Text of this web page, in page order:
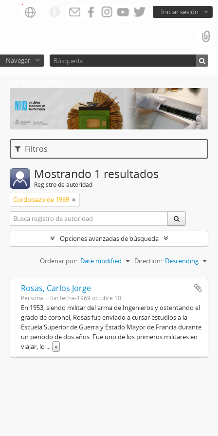
Iniciar sesión
Navegar
Filtros
Mostrando 1 resultados
Registro de autoridad
Cordobazo de 1969
Opciones avanzadas de búsqueda
Ordenar por: Date modified Direction: Descending
Rosas, Carlos Jorge
Persona Sin fecha-1969 octubre 10
En 1953, siendo militar del arma de Ingenieros y ostentando el
grado de coronel, Rosas fue enviado a cursar estudios a la
Escuela Superior de Guerra y Estado Mayor de Francia durante
un período de dos años. Fue uno de los primeros militares en
viajar, lo ... »